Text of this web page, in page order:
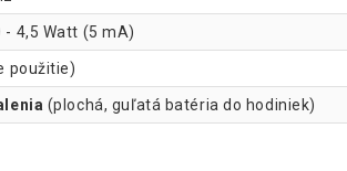
- 4,5 Watt (5 mA)
použitie)
(plochá, guľatá batéria do hodiniek)